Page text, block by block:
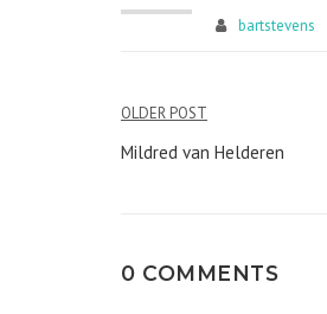
bartstevens
Bericht
navigatie
OLDER POST
Mildred van Helderen
0 COMMENTS